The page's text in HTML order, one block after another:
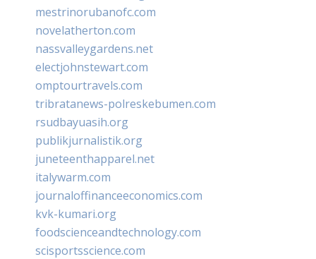
mestrinorubanofc.com
novelatherton.com
nassvalleygardens.net
electjohnstewart.com
omptourtravels.com
tribratanews-polreskebumen.com
rsudbayuasih.org
publikjurnalistik.org
juneteenthapparel.net
italywarm.com
journaloffinanceeconomics.com
kvk-kumari.org
foodscienceandtechnology.com
scisportsscience.com